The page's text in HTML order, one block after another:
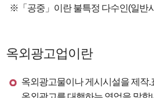
※「공중」이란 불특정 다수인(일반
옥외광고업이란
옥외광고물이나 게시시설을 제작.